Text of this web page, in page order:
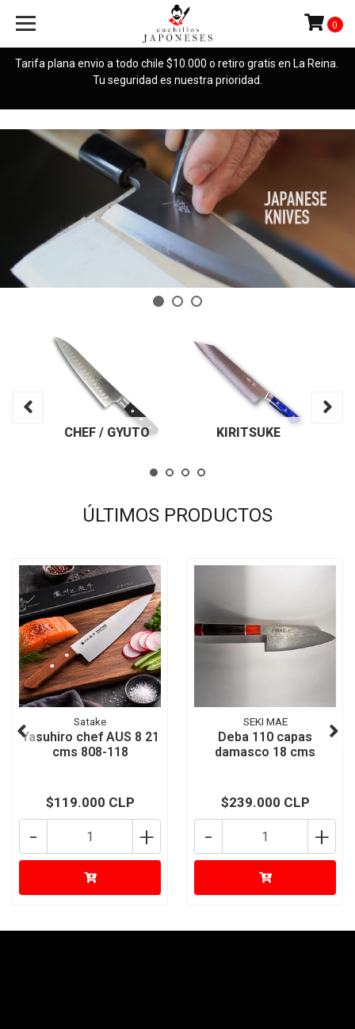
Tarifa plana envio a todo chile $10.000 o retiro gratis en La Reina.
Tu seguridad es nuestra prioridad.
Japoneses
0
KIRITSUKE
PUNTILLA
ÚLTIMOS PRODUCTOS
Satake
Yasuhiro chef AUS 8 21
cms 808-118
$119.000 CLP
+
-
SEKI MAE
Deba 110 capas
damasco 18 cms
$239.000 CLP
+
-